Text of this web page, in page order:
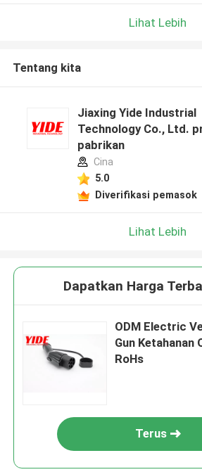
Lihat Lebih
Tentang kita
Jiaxing Yide Industrial
Technology Co., Ltd.
pabrikan
Cina
5.0
Diverifikasi pemasok
Lihat Lebih
Dapatkan Harga
ODM Electric
Gun Ketahanan
RoHs
Terus